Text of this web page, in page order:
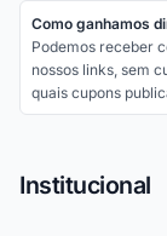
Como ganhamos
Podemos receber
nossos links, sem
quais cupons
Institucional